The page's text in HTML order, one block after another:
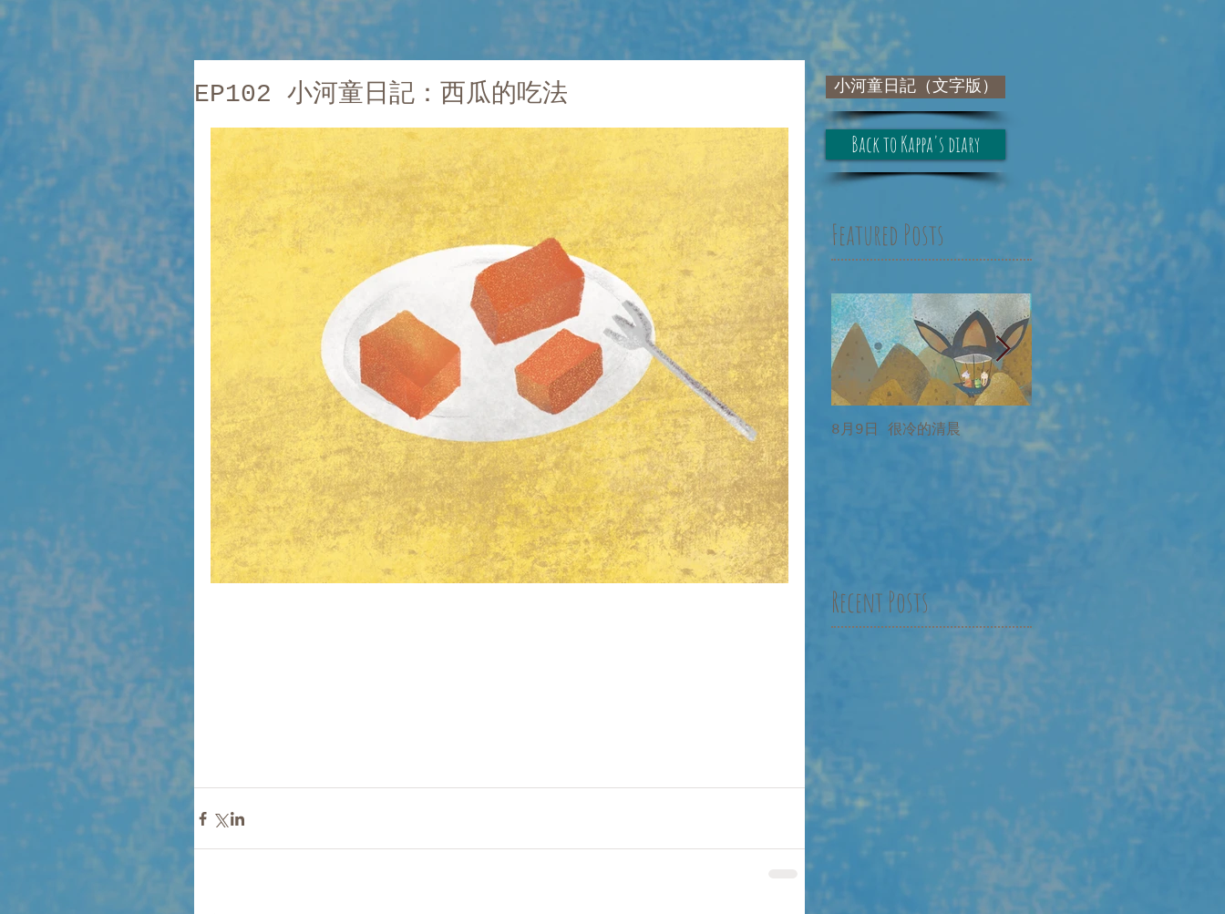
EP102 小河童日記：西瓜的吃法 小河童日記（文字版）
Back to Kappa's diary
Featured Posts
8月9日 很冷的清晨 8月9日 很冷的清晨 補記
Recent Posts